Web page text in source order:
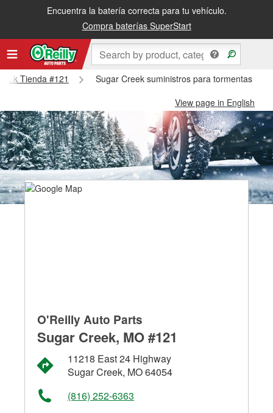
Encuentra la batería correcta para tu vehículo.
Compra baterías SuperStart
Tienda #121
Sugar Creek suministros para tormentas de
View page in English
O'Reilly Auto Parts
Sugar Creek, MO #121
11218 East 24 Highway
Sugar Creek, MO 64054
(816) 252-6363